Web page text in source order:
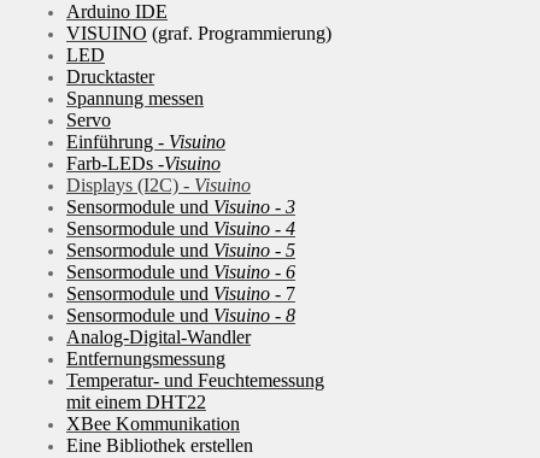
Arduino IDE
VISUINO (graf. Programmierung)
LED
Drucktaster
Spannung messen
Servo
Einführung - Visuino
Farb-LEDs -Visuino
Displays (I2C) - Visuino
Sensormodule und Visuino - 3
Sensormodule und Visuino - 4
Sensormodule und Visuino - 5
Sensormodule und Visuino - 6
Sensormodule und Visuino - 7
Sensormodule und Visuino - 8
Analog-Digital-Wandler
Entfernungsmessung
Temperatur- und Feuchtemessung
mit einem DHT22
XBee Kommunikation
Eine Bibliothek erstellen